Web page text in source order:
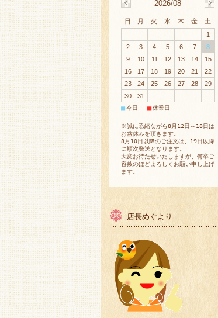
2026/08
日 月 火 水 木 金
土
1
2
3 4 5 6 7
8
9
10 11 12 13 14
15
16
17 18 19 20 21
22
23
24 25 26 27 28
29
30
31
■今日 ■休業日
※誠に恐縮ながら8月12日～18日は
お盆休みを頂きます。
8月10日以降のご注文は、19日以降
に順次発送となります。
大変お待たせいたしますが、何卒ご
容赦のほどよろしくお願い申し上げ
ます。
店長めぐより